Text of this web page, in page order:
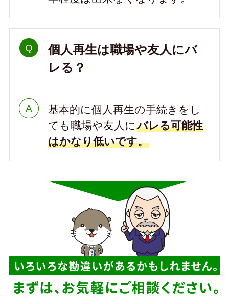
個人再生は職場や友人にバ
レる？
基本的に個人再生の手続きをし
ても職場や友人にバレる可能性
はかなり低いです。